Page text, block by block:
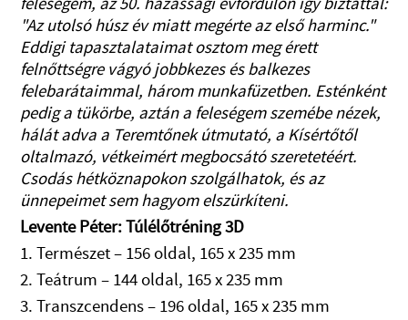
"Az utolsó húsz év miatt megérte az első harminc."
Eddigi tapasztalataimat osztom meg érett
felnőttségre vágyó jobbkezes és balkezes
felebarátaimmal, három munkafüzetben. Esténként
pedig a tükörbe, aztán a feleségem szemébe nézek,
hálát adva a Teremtőnek útmutató, a Kísértőtől
oltalmazó, vétkeimért megbocsátó szeretetéért.
Csodás hétköznapokon szolgálhatok, és az
ünnepeimet sem hagyom elszürkíteni.
Levente Péter: Túlélőtréning 3D
1. Természet – 156 oldal, 165 x 235 mm
2. Teátrum – 144 oldal, 165 x 235 mm
3. Transzcendens – 196 oldal, 165 x 235 mm